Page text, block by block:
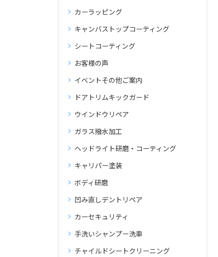
カーラッピング
キャンバストップコーティング
シートコーティング
お客様の声
イベントその他ご案内
ドアトリムキックガード
ウインドウリペア
ガラス撥水加工
ヘッドライト研磨・コーティング
キャリパー塗装
ボディ研磨
凹み直しデントリペア
カーセキュリティ
手洗いシャンプー洗車
チャイルドシートクリーニング